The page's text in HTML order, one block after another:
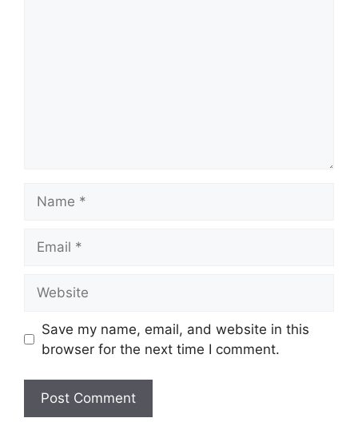
Save my name, email, and website in this
browser for the next time I comment.